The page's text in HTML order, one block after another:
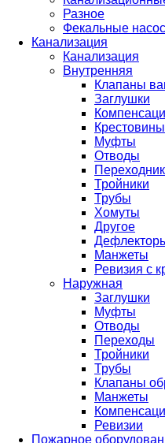
Разное
Фекальные
Канализация
Канализация
Внутренняя
Клапаны
Заглушки
Крестовины
Муфты
Отводы
Тройники
Трубы
Хомуты
Другое
Манжеты
Ревизия с
Наружная
Заглушки
Муфты
Отводы
Переходы
Тройники
Трубы
Клапаны
Манжеты
Ревизии
Пожарное